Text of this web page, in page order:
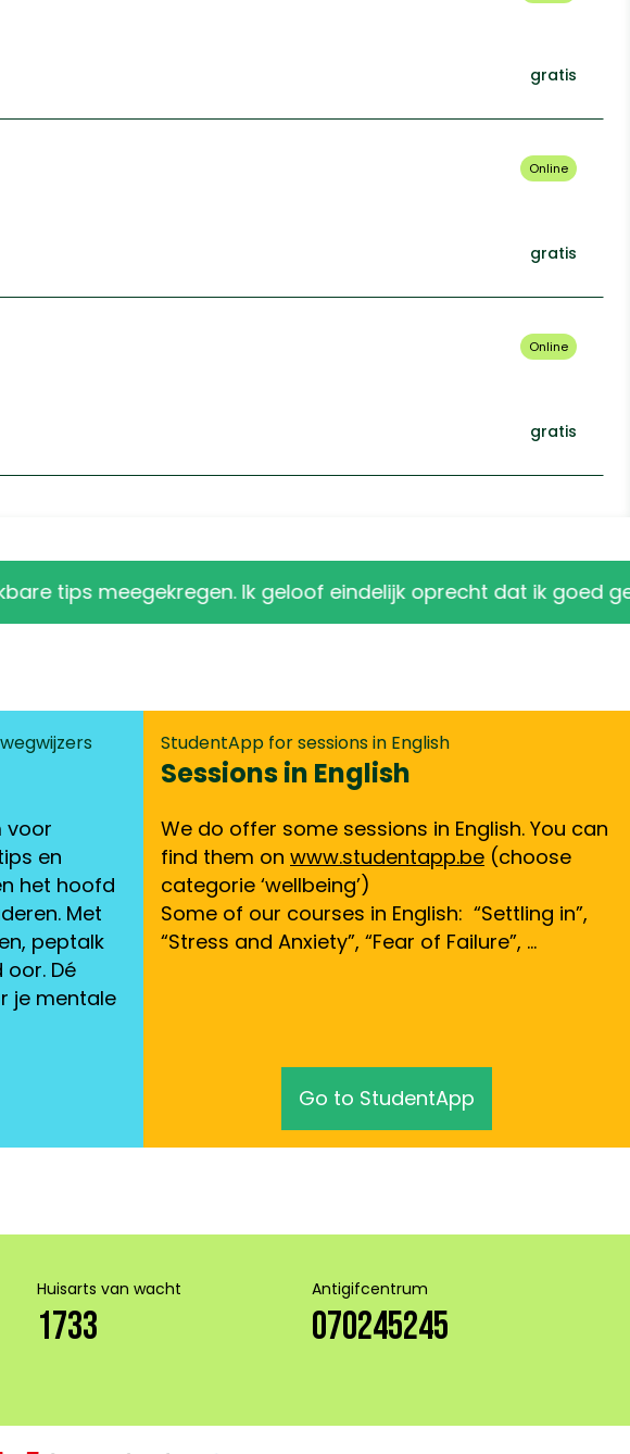
gratis
Online
gratis
Online
gratis
meegekregen. Ik geloof eindelijk oprecht dat ik goed genoeg
voor
en
het hoofd
Met
peptalk
Dé
je mentale
StudentApp for sessions in English
Sessions in English
We do offer some sessions in English. You can
find them on www.studentapp.be (choose
categorie ‘wellbeing’)
Some of our courses in English: “Settling in”,
“Stress and Anxiety”, “Fear of Failure”, …
Go to StudentApp
Huisarts van wacht
1733
Antigifcentrum
070245245